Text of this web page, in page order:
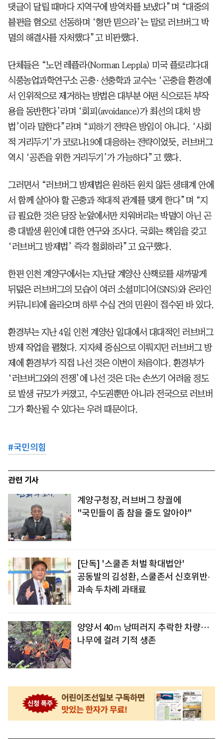
댓글이 달릴 때마다 지역구에 방역차를 보냈다”며 “대중의
불편을 혐오로 선동하며 ‘형만 믿으라’는 말로 러브버그 박
멸의 해결사를 자처했다”고 비판했다.
단체들은 “노먼 레플라(Norman Leppla) 미국 플로리다대
식풍농업과학연구소 곤충·선충학과 교수는 ‘곤충을 환경에
서 인위적으로 제거하는 방법은 대부분 어떤 식으로든 부작
용을 동반한다’라며 ‘회피(avoidance)가 최선의 대처 방
법’이라 말한다”라며 “피하기 전략은 방임이 아니다. ‘사회
적 거리두기’가 코로나19에 대응하는 전략이었듯, 러브버그
역시 ‘공존을 위한 거리두기’가 가능하다”고 했다.
그러면서 “러브버그 방제법은 원하든 원치 않든 생태계 안에
서 함께 살아야 할 곤충과 적대적 관계를 맺게 한다”며 “지
금 필요한 것은 당장 눈앞에서만 치워버리는 박멸이 아닌 곤
충 대발생 원인에 대한 연구와 조사다. 국회는 책임을 갖고
‘러브버그 방제법’ 즉각 철회하라”고 요구했다.
한편 인천 계양구에서는 지난달 계양산 산책로를 새까맣게
뒤덮은 러브버그의 모습이 여러 소셜미디어(SNS)와 온라인
커뮤니티에 올라오며 하루 수십 건의 민원이 접수된 바 있다.
환경부는 지난 4일 인천 계양산 일대에서 대대적인 러브버그
방제 작업을 펼쳤다. 지자체 중심으로 이뤄지던 러브버그 방
제에 환경부가 직접 나선 것은 이번이 처음이다. 환경부가
‘러브버그와의 전쟁’에 나선 것은 더는 손쓰기 어려울 정도
로 발생 규모가 커졌고, 수도권뿐만 아니라 전국으로 러브버
그가 확산될 수 있다는 우려 때문이다.
#국민의힘
관련 기사
계양구청장, 러브버그 창궐에
"국민들이 좀 참을 줄도 알아야"
[단독] '스쿨존 처벌 확대법안'
공동발의 김성환, 스쿨존서 신호위반‧
과속 두차례 과태료
양양서 40ｍ 낭떠러지 추락한 차량…
나무에 걸려 기적 생존